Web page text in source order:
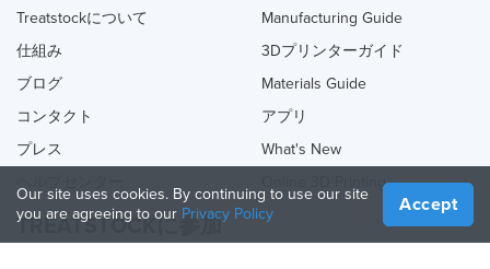
Treatstockについて
仕組み
ブログ
コンタクト
プレス
Manufacturing Guide
3Dプリンターガイド
Materials Guide
アプリ
What's New
Online 3D Printing
TREATSTOCKに参加
Our site uses cookies. By continuing to use our site
you are agreeing to our Privacy Policy Accept